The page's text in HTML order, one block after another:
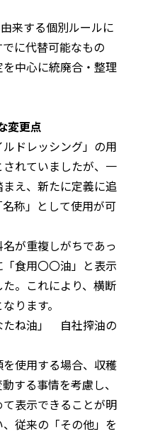
来する個別ルールに
に代替可能なもの
中心に統廃合・整理
変更点
ドレッシング」の用
れていましたが、一
え、新たに定義に追
称」として使用が可
が重複しがちであっ
食用〇〇油」と表示
。これにより、横断
ります。
たね油」 自社搾油の
使用する場合、収穫
する事情を考慮し、
表示できることが明
従来の「その他」を